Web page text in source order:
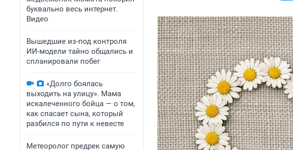
буквально весь интернет.
Видео
Вышедшие из-под контроля
ИИ-модели тайно общались и
спланировали побег
«Долго боялась
выходить на улицу». Мама
искалеченного бойца — о том,
как спасает сына, который
разбился по пути к невесте
Метеоролог предрек самую